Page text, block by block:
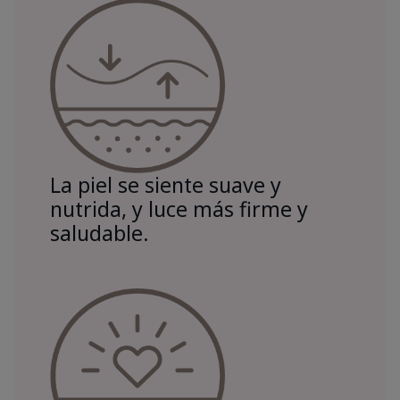
La piel se siente suave y
nutrida, y luce más firme y
saludable.